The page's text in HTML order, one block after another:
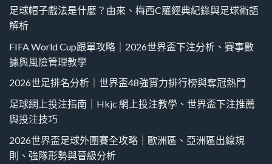
足球帽子戲法是什麼？由來、梅西C羅經典紀錄與足球術語
解析
FIFA World Cup跟單攻略｜2026世界盃下注分析、賽事數
據與風險管理教學
2026世足排名分析｜世界盃48強實力排行榜與奪冠熱門
足球網上投注指南｜Hkjc 網上投注教學、世界盃下注推薦
與投注技巧
2026世界盃足球外圍賽全攻略｜歐洲區、亞洲區出線規
則、強隊形勢與晉級分析